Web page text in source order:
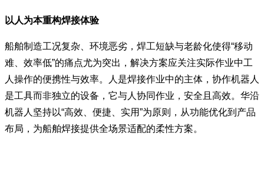
以人为本重构焊接体验
船舶制造工况复杂、环境恶劣，焊工短缺与老龄化使得“移动
难、效率低”的痛点尤为突出，解决方案应关注实际作业中工
人操作的便携性与效率。人是焊接作业中的主体，协作机器人
是工具而非独立的设备，它与人协同作业，安全且高效。华沿
机器人坚持以“高效、便捷、实用”为原则，从功能优化到产品
布局，为船舶焊接提供全场景适配的柔性方案。